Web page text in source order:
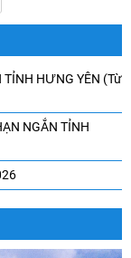
TỈNH HƯNG YÊN (Từ
NGẮN TỈNH